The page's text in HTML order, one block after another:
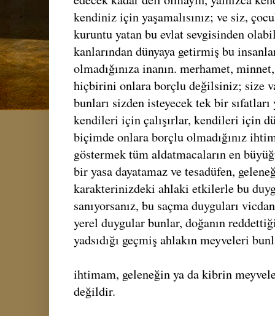
kendiniz için yaşamalısınız; ve siz,
kuruntu yatan bu evlat sevgisinden
kanlarından dünyaya getirmiş bu
olmadığınıza inanın. merhamet,
hiçbirini onlara borçlu değilsiniz; size
bunları sizden isteyecek tek bir
kendileri için çalışırlar, kendileri için
biçimde onlara borçlu olmadığınız
göstermek tüm aldatmacaların en
bir yasa dayatamaz ve tesadüfen,
karakterinizdeki ahlaki etkilerle bu
sanıyorsanız, bu saçma duyguları
yerel duygular bunlar, doğanın
yadsıdığı geçmiş ahlakın meyveleri
ihtimam, geleneğin ya da kibrin
değildir.